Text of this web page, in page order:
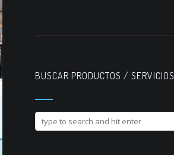
BUSCAR PRODUCTOS / SERVICIOS